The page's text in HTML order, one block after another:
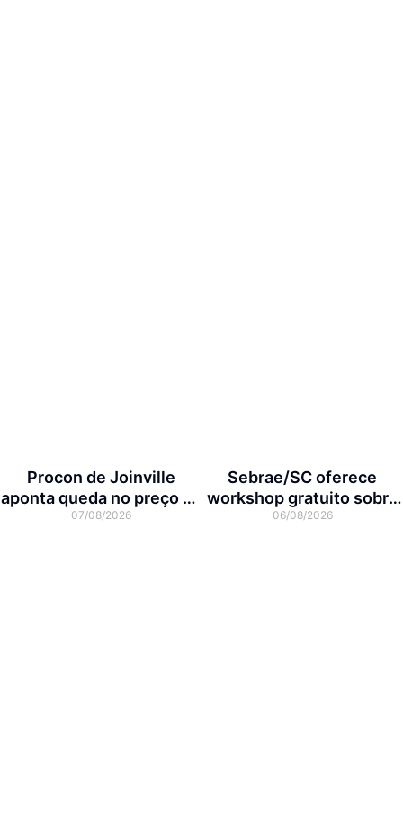
Procon de Joinville
aponta queda no preço da
cesta básica em agosto
07/08/2026
Sebrae/SC oferece
workshop gratuito sobre
franquias em Joinville
06/08/2026